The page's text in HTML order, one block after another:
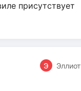
присутствует
Э Эллиот